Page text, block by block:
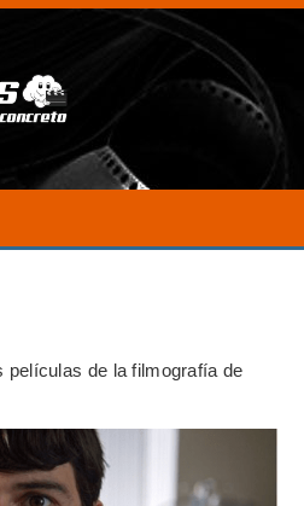
películas de la filmografía de